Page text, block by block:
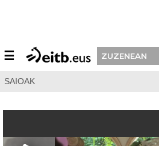
☰ ZUZENEAN
SAIOAK